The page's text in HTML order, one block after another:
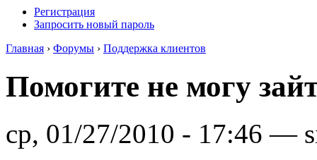
Регистрация
Запросить новый пароль
Главная › Форумы › Поддержка клиентов
Помогите не могу
ср, 01/27/2010 - 17:46 —